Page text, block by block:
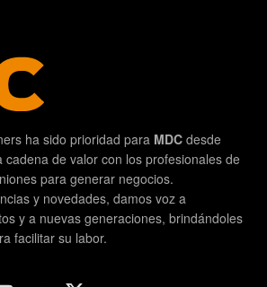
ha sido prioridad para MDC desde
cadena de valor con los profesionales de
para generar negocios.
y novedades, damos voz a
y a nuevas generaciones, brindándoles
facilitar su labor.